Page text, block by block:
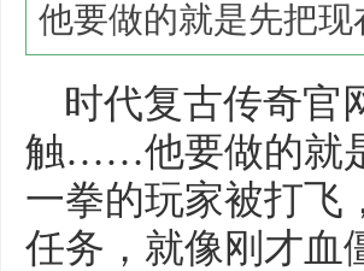
他要做的就是先把
时代复古传奇官
触……他要做的就
一拳的玩家被打飞
任务，就像刚才血